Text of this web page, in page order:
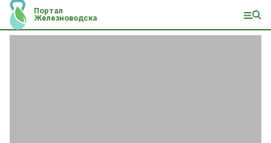
Портал
Железноводска